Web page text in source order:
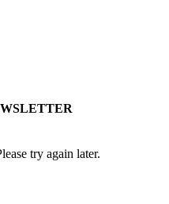
try again later.